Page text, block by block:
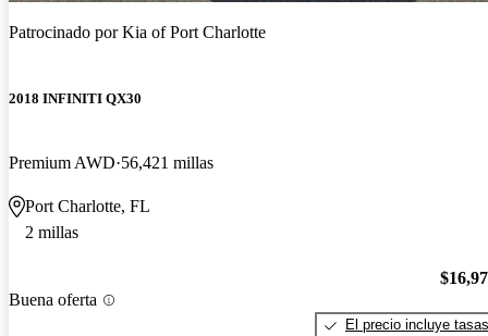
Patrocinado porKia of Port Charlotte
2018 INFINITI QX30
Premium AWD 56,421 millas
Port Charlotte, FL
2 millas
Buena oferta
El precio incluye tasas